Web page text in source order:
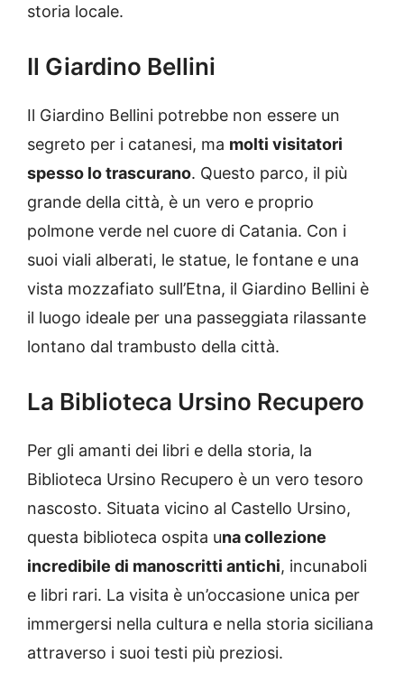
storia locale.
Il Giardino Bellini
Il Giardino Bellini potrebbe non essere un
segreto per i catanesi, ma molti visitatori
spesso lo trascurano. Questo parco, il più
grande della città, è un vero e proprio
polmone verde nel cuore di Catania. Con i
suoi viali alberati, le statue, le fontane e una
vista mozzafiato sull’Etna, il Giardino Bellini è
il luogo ideale per una passeggiata rilassante
lontano dal trambusto della città.
La Biblioteca Ursino Recupero
Per gli amanti dei libri e della storia, la
Biblioteca Ursino Recupero è un vero tesoro
nascosto. Situata vicino al Castello Ursino,
questa biblioteca ospita una collezione
incredibile di manoscritti antichi, incunaboli
e libri rari. La visita è un’occasione unica per
immergersi nella cultura e nella storia siciliana
attraverso i suoi testi più preziosi.